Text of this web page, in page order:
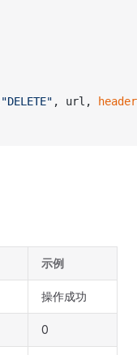
"DELETE" , url,
示例
操作成功
0